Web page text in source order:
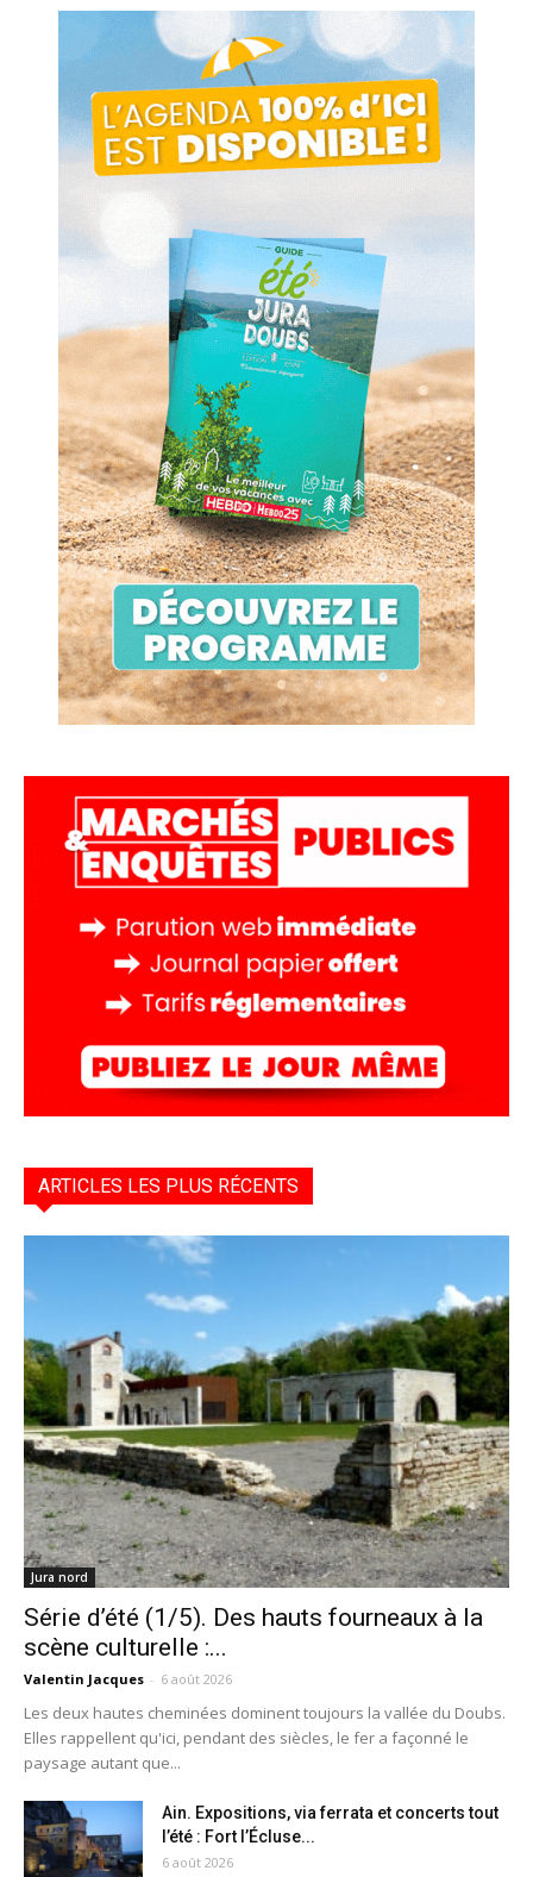
ARTICLES LES PLUS RÉCENTS
Jura nord
Série d’été (1/5). Des hauts fourneaux à la
scène culturelle :...
Valentin Jacques - 6 août 2026
Les deux hautes cheminées dominent toujours la vallée du Doubs.
Elles rappellent qu'ici, pendant des siècles, le fer a façonné le
paysage autant que...
Ain. Expositions, via ferrata et concerts tout
l’été : Fort l’Écluse...
6 août 2026